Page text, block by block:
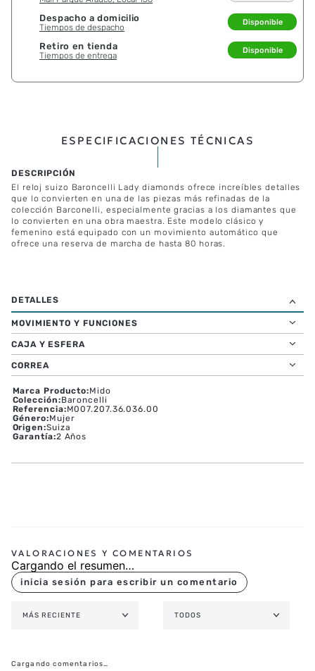
Despacho a domicilio
Tiempos de despacho
Disponible
Retiro en tienda
Tiempos de entrega
Disponible
ESPECIFICACIONES TÉCNICAS
El reloj suizo Baroncelli Lady diamonds ofrece increíbles detalles
que lo convierten en una de las piezas más refinadas de la
colección Barconelli, especialmente gracias a los diamantes que
lo convierten en una obra maestra. Este modelo clásico y
femenino está equipado con un movimiento automático que
ofrece una reserva de marcha de hasta 80 horas.
MOVIMIENTO Y FUNCIONES
CAJA Y ESFERA
CORREA
Marca Producto:Mido
Colección:Baroncelli
Referencia:M007.207.36.036.00
Género:Mujer
Origen:Suiza
Garantía:2 Años
Cargando el resumen…
MÁS RECIENTE TODOS
Cargando comentarios…